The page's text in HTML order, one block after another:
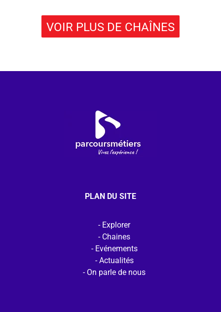
VOIR PLUS DE CHAÎNES
PLAN DU SITE
Explorer
Chaines
Evénements
Actualités
On parle de nous